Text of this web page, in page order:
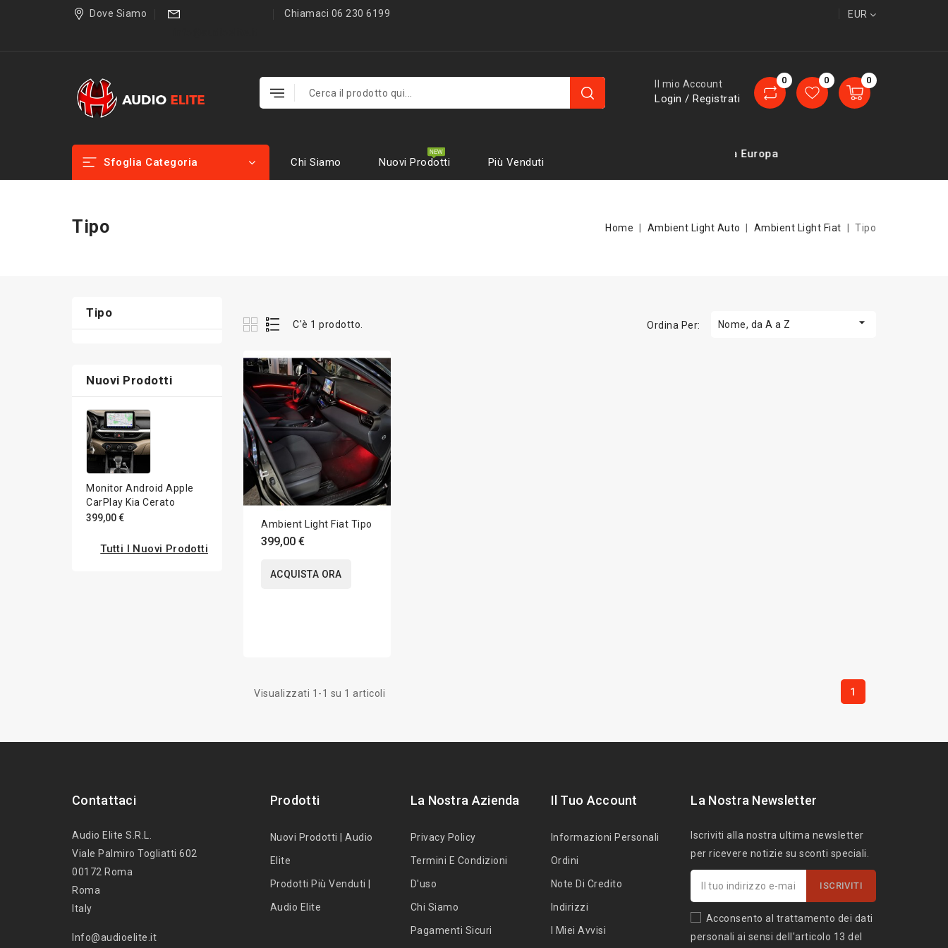
Dove Siamo
Chiamaci 06 230 6199 EUR
0
0
0
Il mio Account
Login / Registrati
Sfoglia Categoria Chi Siamo Nuovi Prodotti Più Venduti
Consegne in tutta Europa
Tipo Home Ambient Light Auto Ambient Light Fiat Tipo
Tipo
Nuovi Prodotti
Monitor Android Apple
CarPlay Kia Cerato
399,00 €
Tutti I Nuovi Prodotti
C'è 1 prodotto. Ordina Per: Nome, da A a Z 
Ambient Light Fiat Tipo
399,00 €
ACQUISTA ORA
Visualizzati 1-1 su 1 articoli 1
Contattaci
Audio Elite S.r.l.
Viale Palmiro Togliatti 602
00172 Roma
Roma
Italy
Info@audioelite.it
Prodotti
Nuovi Prodotti | Audio
Elite
Prodotti Più Venduti |
Audio Elite
La Nostra Azienda
Privacy Policy
Termini E Condizioni
D'uso
Chi Siamo
Pagamenti Sicuri
Il Tuo Account
Informazioni Personali
Ordini
Note Di Credito
Indirizzi
I Miei Avvisi
La Nostra Newsletter
Iscriviti alla nostra ultima newsletter
per ricevere notizie su sconti speciali.
Acconsento al trattamento dei dati
personali ai sensi dell'articolo 13 del